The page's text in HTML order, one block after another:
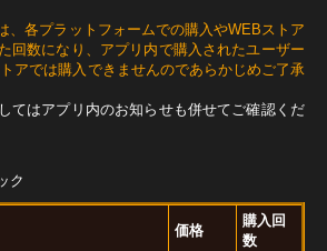
、各プラットフォームでの購入やWEBストア
回数になり、アプリ内で購入されたユーザー
アでは購入できませんのであらかじめご了承
てはアプリ内のお知らせも併せてご確認くだ
ク
価格
購入回
数